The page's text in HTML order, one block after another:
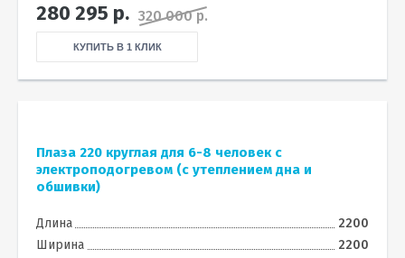
280 295 р. 320 000 р.
КУПИТЬ В 1 КЛИК
Плаза 220 круглая для 6-8 человек с
электроподогревом (с утеплением дна и
обшивки)
Длина
2200
Ширина
2200